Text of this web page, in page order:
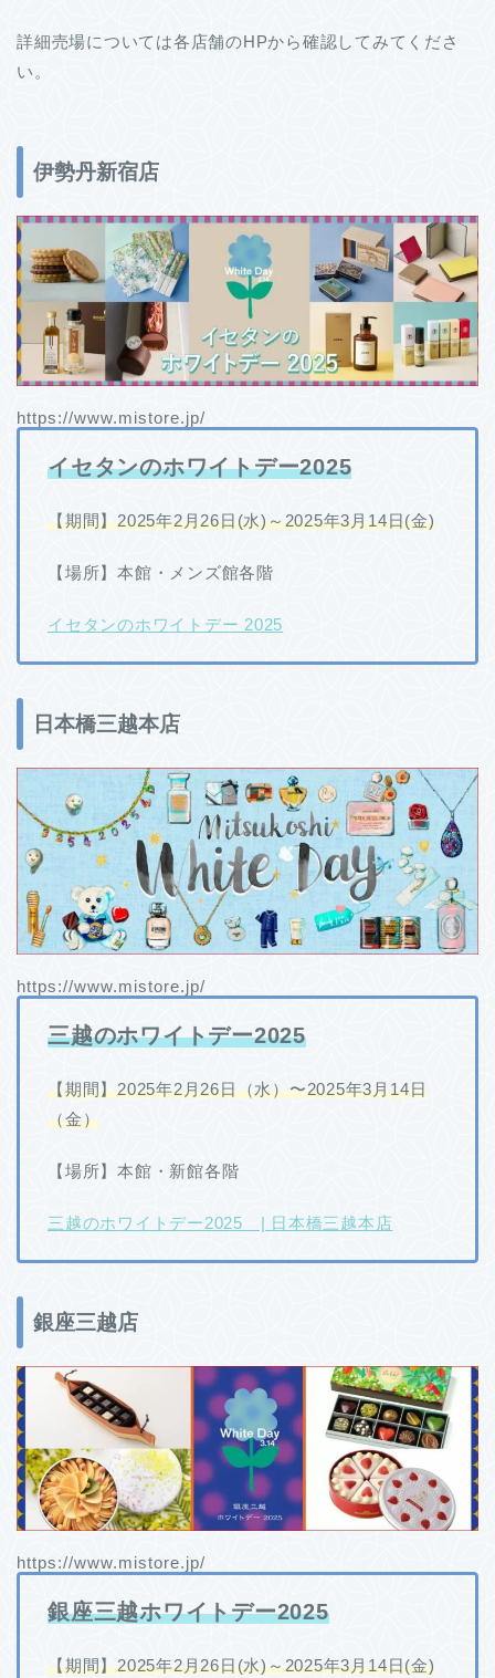
詳細売場については各店舗のHPから確認してみてくださ
い。
伊勢丹新宿店
https://www.mistore.jp/
イセタンのホワイトデー2025
【期間】2025年2月26日(水)～2025年3月14日(金)
【場所】本館・メンズ館各階
イセタンのホワイトデー 2025
日本橋三越本店
https://www.mistore.jp/
三越のホワイトデー2025
【期間】2025年2月26日（水）〜2025年3月14日
（金）
【場所】本館・新館各階
三越のホワイトデー2025 | 日本橋三越本店
銀座三越店
https://www.mistore.jp/
銀座三越ホワイトデー2025
【期間】2025年2月26日(水)～2025年3月14日(金)